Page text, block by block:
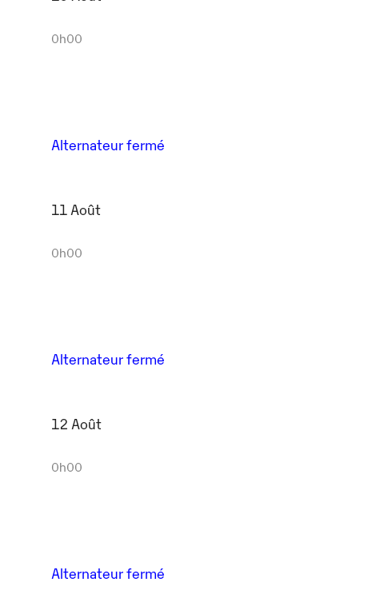
0h00
Alternateur fermé
11 Août
0h00
Alternateur fermé
12 Août
0h00
Alternateur fermé